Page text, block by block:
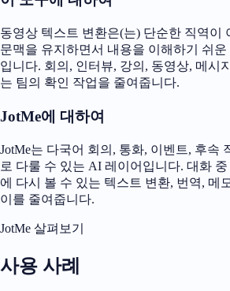
동영상 텍스트 변환은(는) 단순한 직역이
문맥을 유지하면서 내용을 이해하기 쉬
입니다. 회의, 인터뷰, 강의, 동영상, 메시
는 팀의 확인 작업을 줄여줍니다.
JotMe에 대하여
JotMe는 다국어 회의, 통화, 이벤트, 후속
로 다룰 수 있는 AI 레이어입니다. 대화
에 다시 볼 수 있는 텍스트 변환, 번역, 메
이를 줄여줍니다.
JotMe 살펴보기
사용 사례